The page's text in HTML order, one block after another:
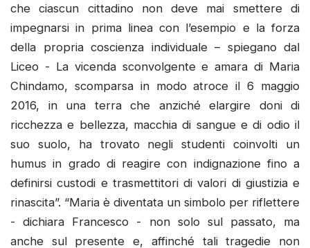
che ciascun cittadino non deve mai smettere di
impegnarsi in prima linea con l’esempio e la forza
della propria coscienza individuale – spiegano dal
Liceo - La vicenda sconvolgente e amara di Maria
Chindamo, scomparsa in modo atroce il 6 maggio
2016, in una terra che anziché elargire doni di
ricchezza e bellezza, macchia di sangue e di odio il
suo suolo, ha trovato negli studenti coinvolti un
humus in grado di reagire con indignazione fino a
definirsi custodi e trasmettitori di valori di giustizia e
rinascita”. “Maria è diventata un simbolo per riflettere
- dichiara Francesco - non solo sul passato, ma
anche sul presente e, affinché tali tragedie non